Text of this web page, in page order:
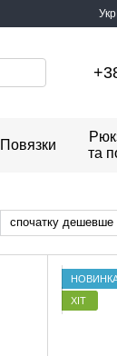
Укр
Повязки
та
спочатку дешевше
ХІТ